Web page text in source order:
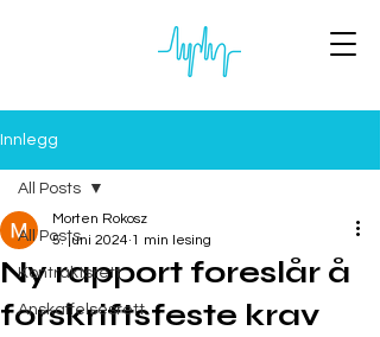
Innlegg
All Posts
Kontraktsrett
Anskaffelsesrett
All Posts
Ny rapport foreslår å
forskriftsfeste krav
Morten Rokosz
5. juni 2024 1 min lesing